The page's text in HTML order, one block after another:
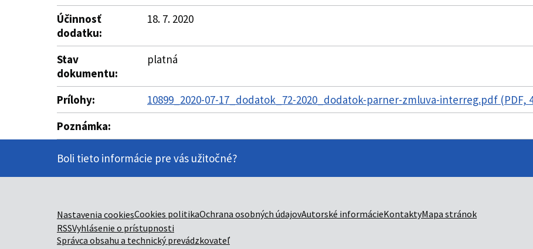
Účinnosť
dodatku:
18. 7. 2020
Stav
dokumentu:
platná
Prílohy:
10899_2020-07-17_dodatok_72-2020_dodatok-parner-zmluva-interreg.pdf (PDF,
Poznámka:
Boli tieto informácie pre vás užitočné?
Nastavenia cookiesCookies politikaOchrana osobných údajovAutorské informácieKontaktyMapa stránok
RSSVyhlásenie o prístupnosti
Správca obsahu a technický prevádzkovateľ